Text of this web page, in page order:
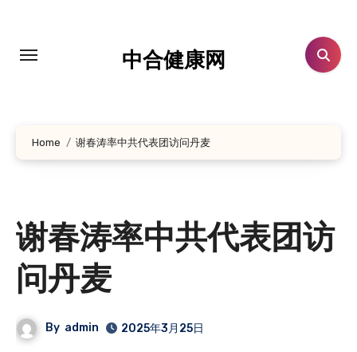
中合健康网
Home 谢春涛率中共代表团访问丹麦
谢春涛率中共代表团访
问丹麦
By admin 2025年3月25日